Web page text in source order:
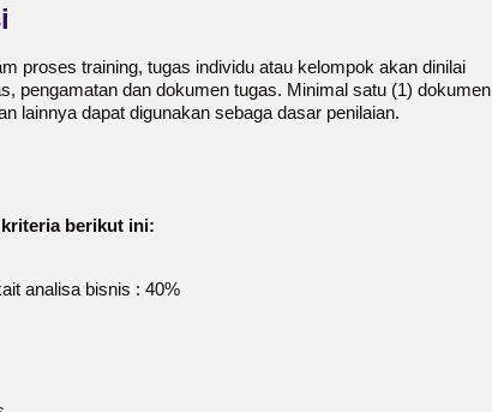
proses training, tugas individu atau kelompok akan dinilai
pengamatan dan dokumen tugas. Minimal satu (1) dokumen
lainnya dapat digunakan sebaga dasar penilaian.
berikut ini:
analisa bisnis : 40%